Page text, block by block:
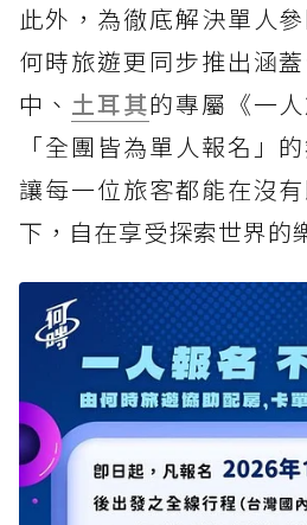
此外，為徹底解決單人
何時旅遊更同步推出涵
中、 土耳其的專屬《一
「全團皆為單人報名」
讓每一位旅客都能在沒
下，自在享受探索世界的